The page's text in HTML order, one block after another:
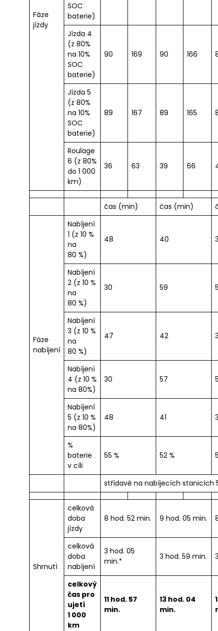
Fáze
jízdy
SOC
baterie)
Jízda 4
(z 80%
na 10%
SOC
baterie)
90 169 90 166
Jízda 5
(z 80%
na 10%
SOC
baterie)
89 167 89 165
Roulage
6 (z 80%
do 1 000
km)
36 63 39 66
čas (min) čas (min)
Fáze
nabíjení
Nabíjení
1 (z 10 %
na
80 %)
48 40
Nabíjení
2 (z 10 %
na
80 %)
30 59
Nabíjení
3 (z 10 %
na
80 %)
47 42
Nabíjení
4 (z 10 %
na 80%)
30 57
Nabíjení
5 (z 10 %
na 80%)
48 41
%
baterie
v cíli
55 % 52 %
střídavě na nabíjecích stanicích
Shrnutí
celková
doba
jízdy
8 hod. 52 min. 9 hod. 05 min.
celková
doba
nabíjení
3 hod. 05
min.*
3 hod. 59 min.
celkový
čas pro
ujetí
1 000
km
11 hod. 57
min.
13 hod. 04
min.